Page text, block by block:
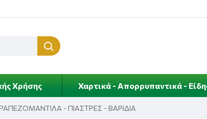
Χρήσης Χαρτικά - Απορρυπαντικά -
- ΠΙΑΣΤΡΕΣ - ΒΑΡΙΔΙΑ